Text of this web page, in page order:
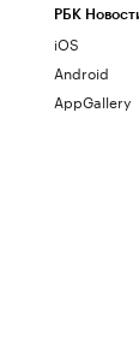
РБК
iOS
Android
AppGallery